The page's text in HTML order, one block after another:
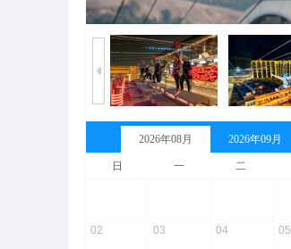
2026年08月 2026年09月
日 一 二
02 03 04 05